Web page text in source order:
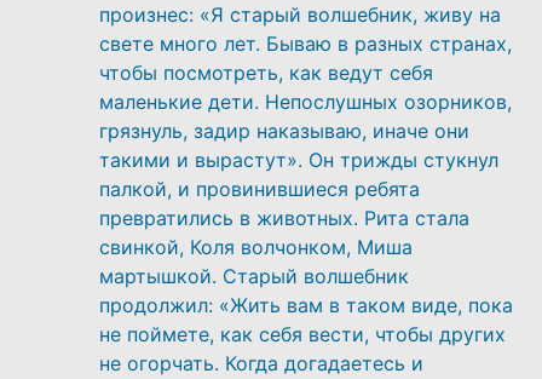
произнес: «Я старый волшебник, живу на
свете много лет. Бываю в разных странах,
чтобы посмотреть, как ведут себя
маленькие дети. Непослушных озорников,
грязнуль, задир наказываю, иначе они
такими и вырастут». Он трижды стукнул
палкой, и провинившиеся ребята
превратились в животных. Рита стала
свинкой, Коля волчонком, Миша
мартышкой. Старый волшебник
продолжил: «Жить вам в таком виде, пока
не поймете, как себя вести, чтобы других
не огорчать. Когда догадаетесь и